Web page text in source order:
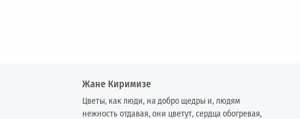
Жане Киримизе
Цветы, как люди, на добро щедры и, людям
нежность отдавая, они цветут, сердца обогревая,